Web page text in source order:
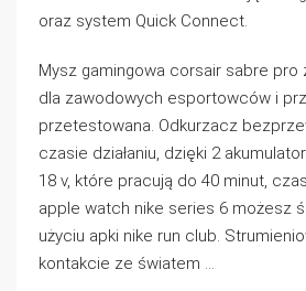
oraz system Quick Connect.
Mysz gamingowa corsair sabre pro
dla zawodowych esportowców i
przetestowana. Odkurzacz
czasie działaniu, dzięki 2
18 v, które pracują do 40 minut,
apple watch nike series 6 możesz
użyciu apki nike run club.
kontakcie ze światem …